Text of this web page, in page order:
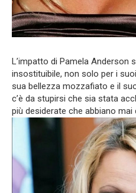
L’impatto di Pamela Anderson
insostituibile, non solo per i
sua bellezza mozzafiato e il
c’è da stupirsi che sia stata
più desiderate che abbiano